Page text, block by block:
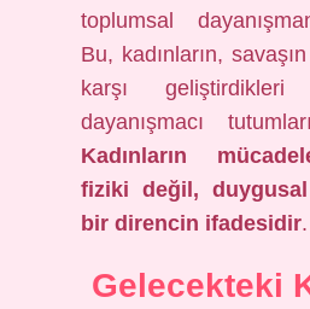
toplumsal
Bu, kadınların,
karşı
dayanışmacı
Kadınların
fiziki değil,
bir direncin ifadesidir.
Gelecekteki